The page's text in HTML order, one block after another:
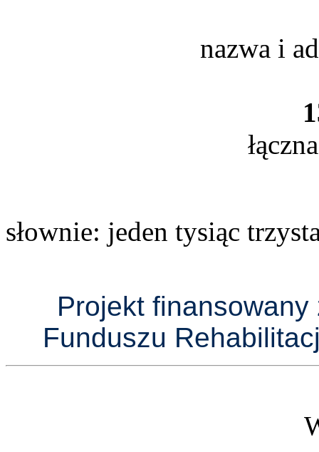
nazwa i
słownie: jeden tysiąc
Projekt
Funduszu